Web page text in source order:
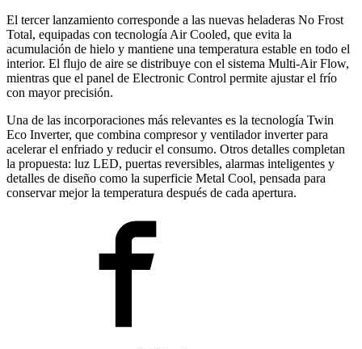
El tercer lanzamiento corresponde a las nuevas heladeras No Frost
Total, equipadas con tecnología Air Cooled, que evita la
acumulación de hielo y mantiene una temperatura estable en todo el
interior. El flujo de aire se distribuye con el sistema Multi-Air Flow,
mientras que el panel de Electronic Control permite ajustar el frío
con mayor precisión.
Una de las incorporaciones más relevantes es la tecnología Twin
Eco Inverter, que combina compresor y ventilador inverter para
acelerar el enfriado y reducir el consumo. Otros detalles completan
la propuesta: luz LED, puertas reversibles, alarmas inteligentes y
detalles de diseño como la superficie Metal Cool, pensada para
conservar mejor la temperatura después de cada apertura.